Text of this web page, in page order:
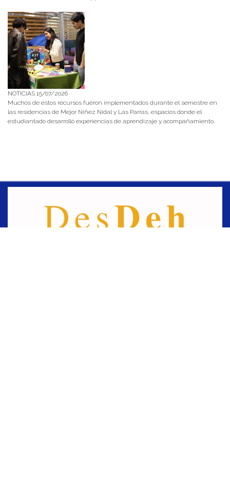
NOTICIAS 15/07/2026
Muchos de estos recursos fueron implementados durante el semestre en
las residencias de Mejor Niñez Nidal y Las Parras, espacios donde el
estudiantado desarrolló experiencias de aprendizaje y acompañamiento.